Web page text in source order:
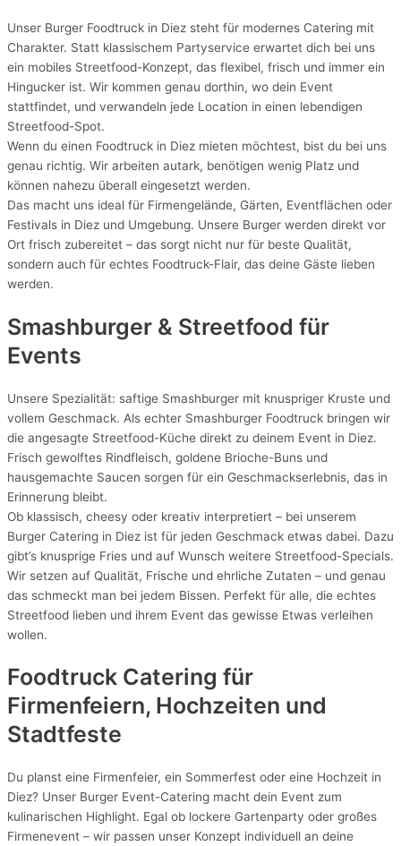
Unser Burger Foodtruck in Diez steht für modernes Catering mit
Charakter. Statt klassischem Partyservice erwartet dich bei uns
ein mobiles Streetfood-Konzept, das flexibel, frisch und immer ein
Hingucker ist. Wir kommen genau dorthin, wo dein Event
stattfindet, und verwandeln jede Location in einen lebendigen
Streetfood-Spot.
Wenn du einen Foodtruck in Diez mieten möchtest, bist du bei uns
genau richtig. Wir arbeiten autark, benötigen wenig Platz und
können nahezu überall eingesetzt werden.
Das macht uns ideal für Firmengelände, Gärten, Eventflächen oder
Festivals in Diez und Umgebung. Unsere Burger werden direkt vor
Ort frisch zubereitet – das sorgt nicht nur für beste Qualität,
sondern auch für echtes Foodtruck-Flair, das deine Gäste lieben
werden.
Smashburger & Streetfood für
Events
Unsere Spezialität: saftige Smashburger mit knuspriger Kruste und
vollem Geschmack. Als echter Smashburger Foodtruck bringen wir
die angesagte Streetfood-Küche direkt zu deinem Event in Diez.
Frisch gewolftes Rindfleisch, goldene Brioche-Buns und
hausgemachte Saucen sorgen für ein Geschmackserlebnis, das in
Erinnerung bleibt.
Ob klassisch, cheesy oder kreativ interpretiert – bei unserem
Burger Catering in Diez ist für jeden Geschmack etwas dabei. Dazu
gibt’s knusprige Fries und auf Wunsch weitere Streetfood-Specials.
Wir setzen auf Qualität, Frische und ehrliche Zutaten – und genau
das schmeckt man bei jedem Bissen. Perfekt für alle, die echtes
Streetfood lieben und ihrem Event das gewisse Etwas verleihen
wollen.
Foodtruck Catering für
Firmenfeiern, Hochzeiten und
Stadtfeste
Du planst eine Firmenfeier, ein Sommerfest oder eine Hochzeit in
Diez? Unser Burger Event-Catering macht dein Event zum
kulinarischen Highlight. Egal ob lockere Gartenparty oder großes
Firmenevent – wir passen unser Konzept individuell an deine